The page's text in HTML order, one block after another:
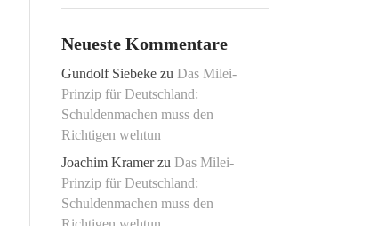
Neueste Kommentare
Gundolf Siebeke zu Das Milei-
Prinzip für Deutschland:
Schuldenmachen muss den
Richtigen wehtun
Joachim Kramerzu Das Milei-
Prinzip für Deutschland:
Schuldenmachen muss den